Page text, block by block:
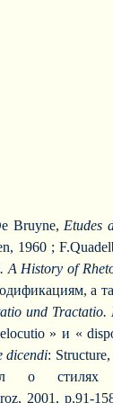
Bruyne, Etudes
1960 ;
A History of
а
und Tractatio.
» и «
dicendi:
стилях в
2001, p.91-